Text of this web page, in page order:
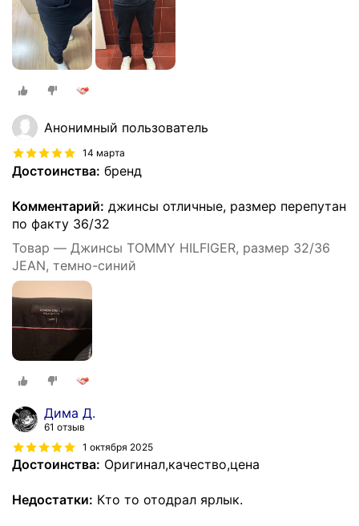
Анонимный пользователь
14 марта
Достоинства: бренд
Комментарий: джинсы отличные, размер перепутан
по факту 36/32
Товар — Джинсы TOMMY HILFIGER, размер 32/36
JEAN, темно-синий
Дима Д.
61 отзыв
1 октября 2025
Достоинства: Оригинал,качество,цена
Недостатки: Кто то отодрал ярлык.